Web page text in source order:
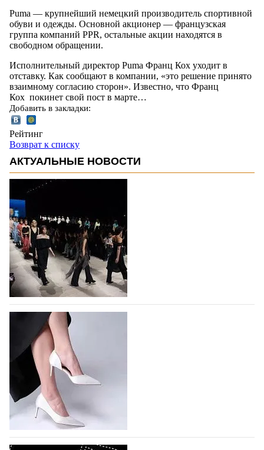
Puma — крупнейший немецкий производитель спортивной
обуви и одежды. Основной акционер — французская
группа компаний PPR, остальные акции находятся в
свободном обращении.
Исполнительный директор Puma Франц Кох уходит в
отставку. Как сообщают в компании, «это решение принято
взаимному согласию сторон». Известно, что Франц
Кох покинет свой пост в марте…
Добавить в закладки:
Рейтинг
Возврат к списку
АКТУАЛЬНЫЕ НОВОСТИ
На участие в Московской неделе моды
подано 1047 заявок
На участие в седьмой Московской неделе моды,
которая пройдет в российской столице с 26 сентября
по 1 октября, уже подано 1047 заявок. Примерно
половину из них (494) прислали дизайнеры,
коллекции которых не были представлены в…
07.08.2026 578